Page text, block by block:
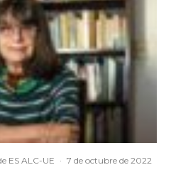
ES ALC-UE · 7 de octubre de 2022